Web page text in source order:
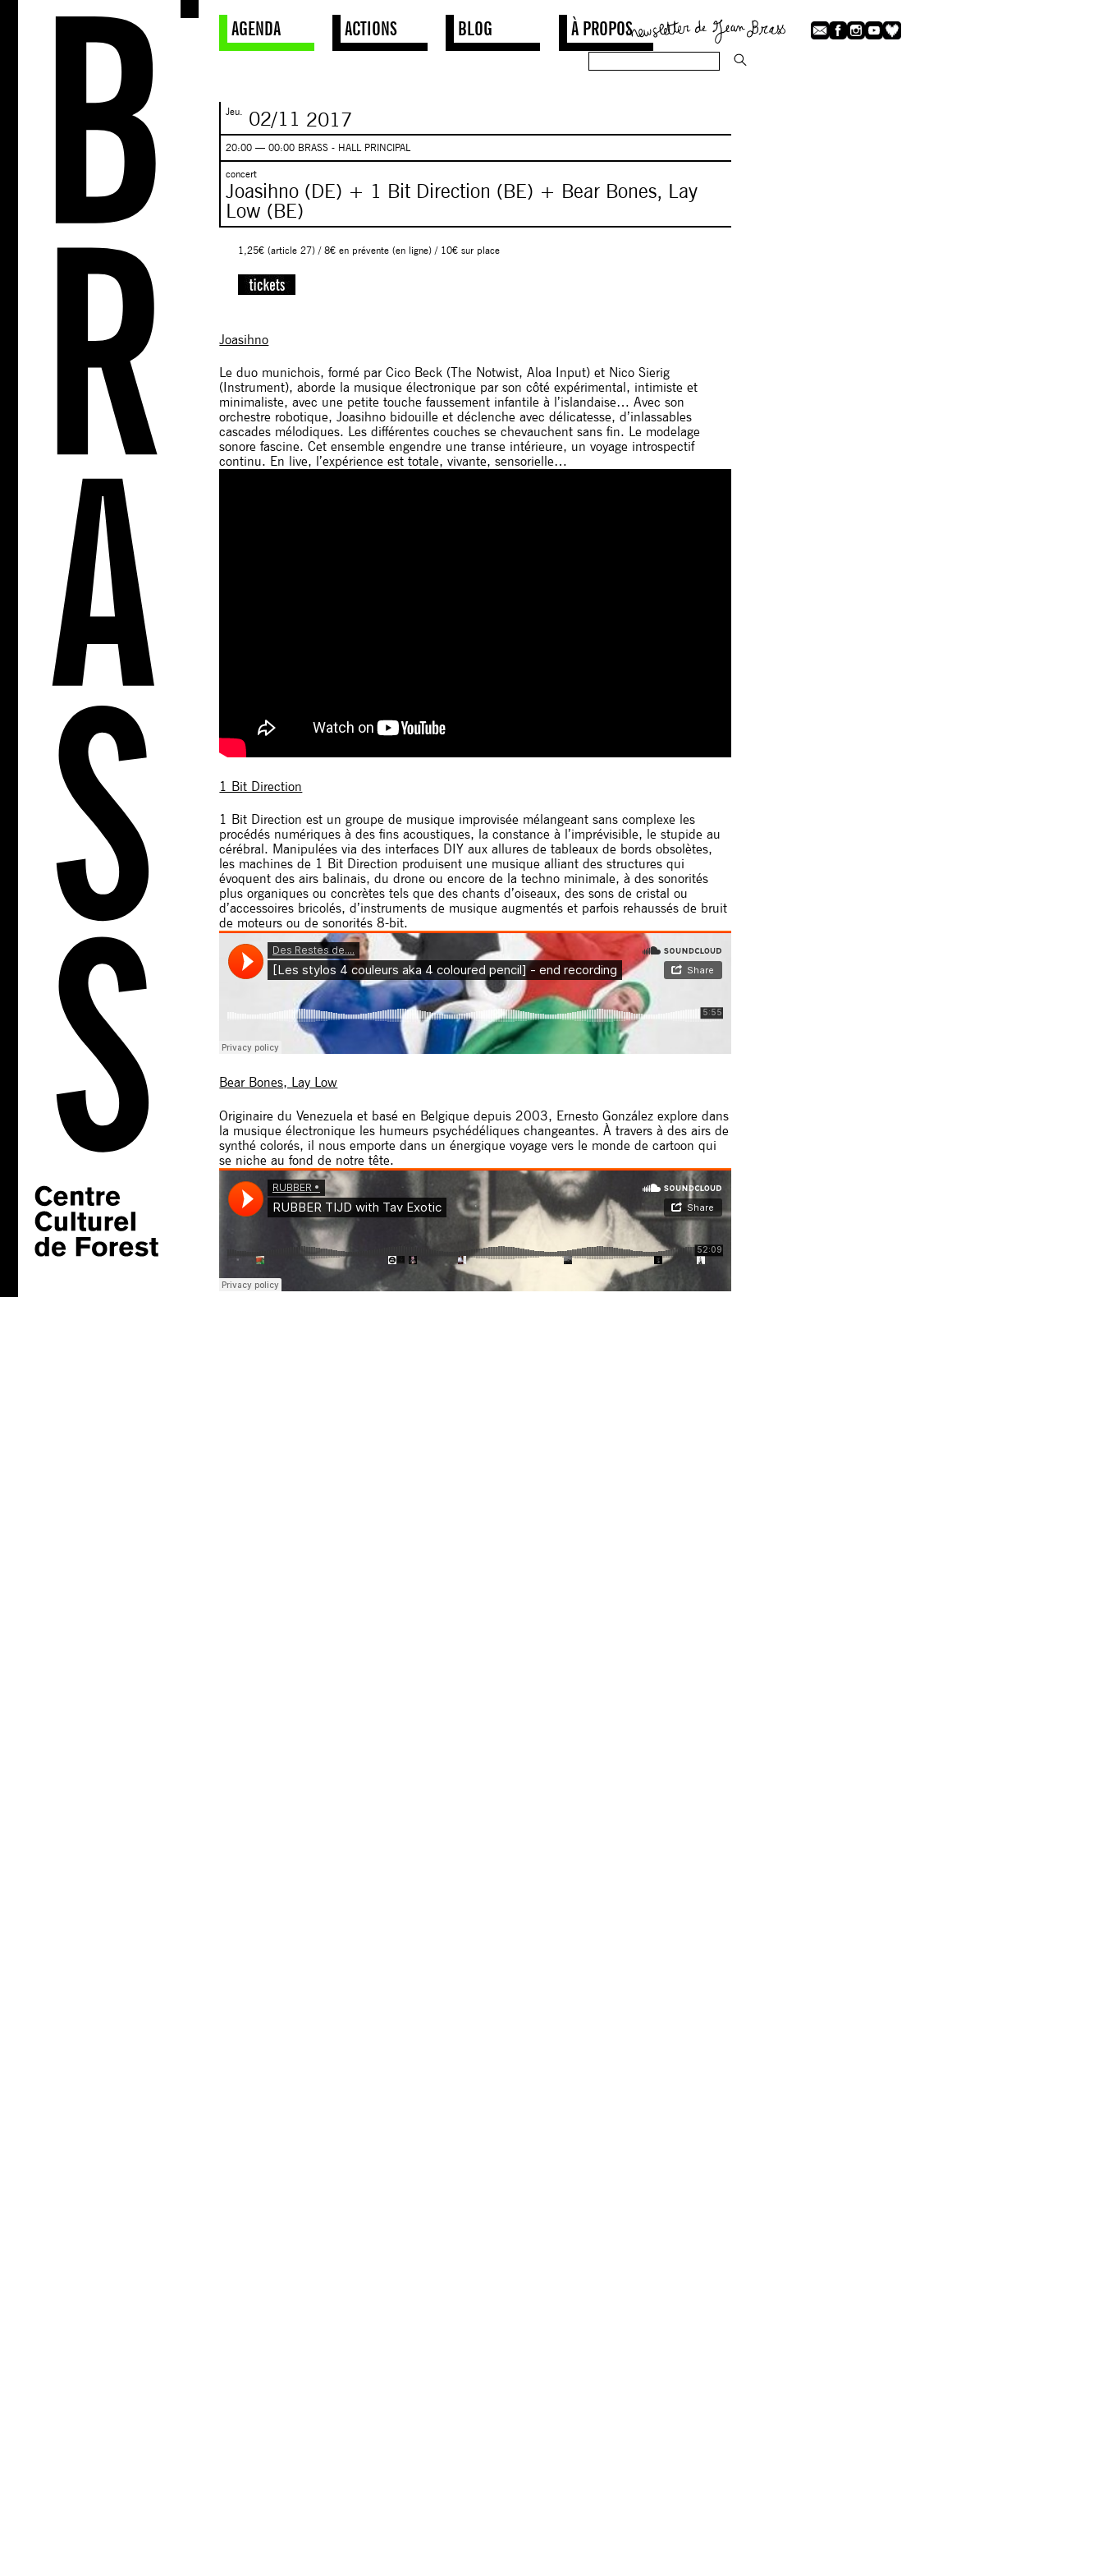
AGENDA ACTIONS BLOG À PROPOS
Jeu. 02/11 2017
20:00 — 00:00 BRASS - HALL PRINCIPAL
concert
Joasihno (DE) + 1 Bit Direction (BE) + Bear Bones, Lay
Low (BE)
1,25€ (article 27) / 8€ en prévente (en ligne) / 10€ sur place
Joasihno
Le duo munichois, formé par Cico Beck (The Notwist, Aloa Input) et Nico Sierig
(Instrument), aborde la musique électronique par son côté expérimental, intimiste et
minimaliste, avec une petite touche faussement infantile à l’islandaise… Avec son
orchestre robotique, Joasihno bidouille et déclenche avec délicatesse, d’inlassables
cascades mélodiques. Les différentes couches se chevauchent sans fin. Le modelage
sonore fascine. Cet ensemble engendre une transe intérieure, un voyage introspectif
continu. En live, l’expérience est totale, vivante, sensorielle…
1 Bit Direction
1 Bit Direction est un groupe de musique improvisée mélangeant sans complexe les
procédés numériques à des fins acoustiques, la constance à l’imprévisible, le stupide au
cérébral. Manipulées via des interfaces DIY aux allures de tableaux de bords obsolètes,
les machines de 1 Bit Direction produisent une musique alliant des structures qui
évoquent des airs balinais, du drone ou encore de la techno minimale, à des sonorités
plus organiques ou concrètes tels que des chants d’oiseaux, des sons de cristal ou
d’accessoires bricolés, d’instruments de musique augmentés et parfois rehaussés de bruit
de moteurs ou de sonorités 8-bit.
Bear Bones, Lay Low
Originaire du Venezuela et basé en Belgique depuis 2003, Ernesto González explore dans
la musique électronique les humeurs psychédéliques changeantes. À travers à des airs de
synthé colorés, il nous emporte dans un énergique voyage vers le monde de cartoon qui
se niche au fond de notre tête.